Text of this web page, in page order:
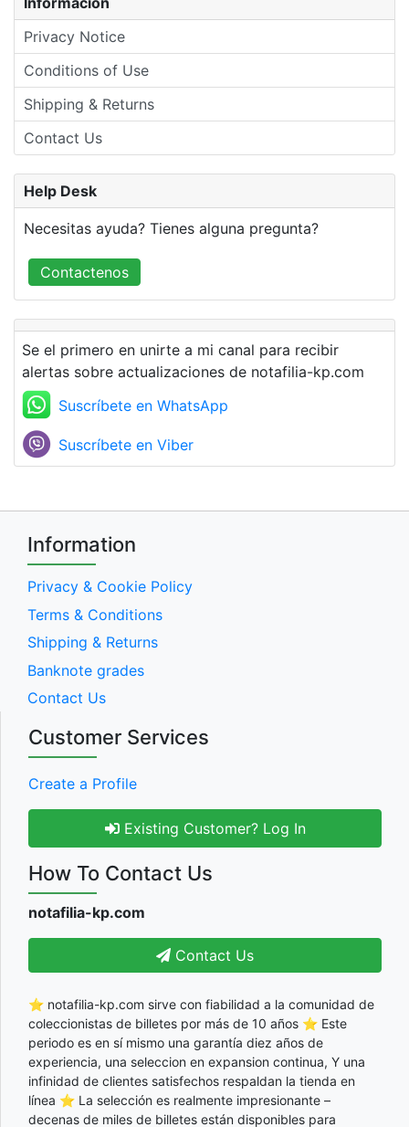
Privacy Notice
Conditions of Use
Shipping & Returns
Contact Us
Help Desk
Necesitas ayuda? Tienes alguna pregunta?
Contactenos
Se el primero en unirte a mi canal para recibir
alertas sobre actualizaciones de notafilia-kp.com
Suscríbete en WhatsApp
Suscríbete en Viber
Information
Privacy & Cookie Policy
Terms & Conditions
Shipping & Returns
Banknote grades
Contact Us
Customer Services
Create a Profile
Existing Customer? Log In
How To Contact Us
notafilia-kp.com
Contact Us
⭐ notafilia-kp.com sirve con fiabilidad a la comunidad de
coleccionistas de billetes por más de 10 años ⭐ Este
periodo es en sí mismo una garantía diez años de
experiencia, una seleccion en expansion continua, Y una
infinidad de clientes satisfechos respaldan la tienda en
línea ⭐ La selección es realmente impresionante –
decenas de miles de billetes están disponibles para